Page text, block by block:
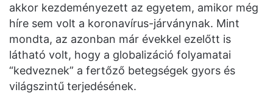
akkor kezdeményezett az egyetem, amikor még
híre sem volt a koronavírus-járványnak. Mint
mondta, az azonban már évekkel ezelőtt is
látható volt, hogy a globalizáció folyamatai
“kedveznek” a fertőző betegségek gyors és
világszintű terjedésének.